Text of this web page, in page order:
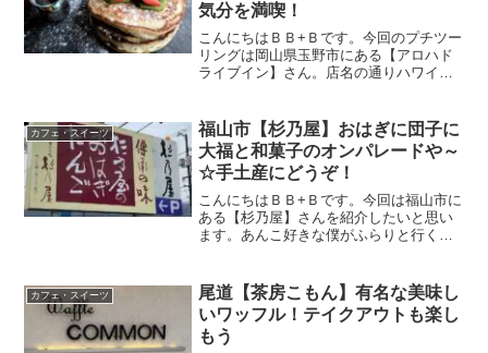
気分を満喫！
こんにちはＢＢ+Ｂです。今回のプチツー
リングは岡山県玉野市にある【アロハド
ライブイン】さん。店名の通りハワイを
問してきました。【アロハドライブイ
ン】の場所やメニュー、ツ...
カフェ・スイーツ
福山市【杉乃屋】おはぎに団子に
大福と和菓子のオンパレードや～
☆手土産にどうぞ！
こんにちはＢＢ+Ｂです。今回は福山市に
ある【杉乃屋】さんを紹介したいと思い
ます。あんこ好きな僕がふらりと行くお
やシェイクまであるみたい(*'ω'*)この記事
では【杉乃屋...
カフェ・スイーツ
尾道【茶房こもん】有名な美味し
いワッフル！テイクアウトも楽し
もう